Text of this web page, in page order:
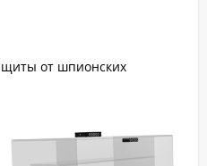
от шпионских